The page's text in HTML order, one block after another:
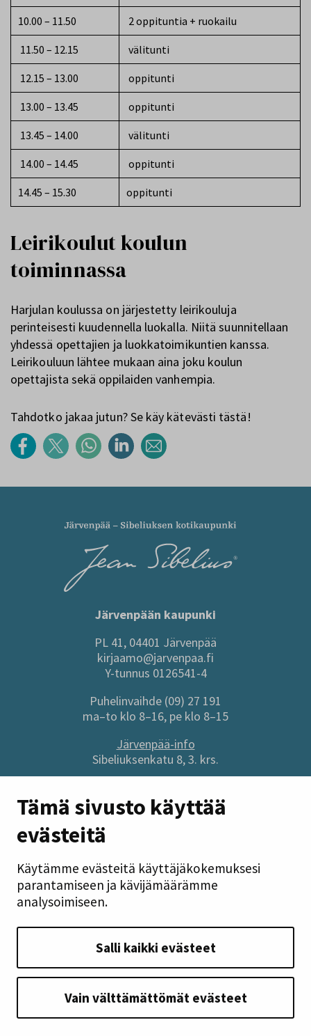
Tämä sivusto käyttää
evästeitä
Käytämme evästeitä käyttäjäkokemuksesi
parantamiseen ja kävijämäärämme
analysoimiseen.
Salli kaikki evästeet
Vain välttämättömät evästeet
10.00 – 11.50 2 oppituntia + ruokailu
11.50 – 12.15 välitunti
12.15 – 13.00 oppitunti
13.00 – 13.45 oppitunti
13.45 – 14.00 välitunti
14.00 – 14.45 oppitunti
14.45 – 15.30 oppitunti
Leirikoulut koulun
toiminnassa
Harjulan koulussa on järjestetty leirikouluja
perinteisesti kuudennella luokalla. Niitä suunnitellaan
yhdessä opettajien ja luokkatoimikuntien kanssa.
Leirikouluun lähtee mukaan aina joku koulun
opettajista sekä oppilaiden vanhempia.
Tahdotko jakaa jutun? Se käy kätevästi tästä!
Järvenpään kaupunki
PL 41, 04401 Järvenpää
kirjaamo@jarvenpaa.fi
Y-tunnus 0126541-4
Puhelinvaihde (09) 27 191
ma–to klo 8–16, pe klo 8–15
Järvenpää-info
Sibeliuksenkatu 8, 3. krs.
Sivuston pikalinkit
Anna palautetta
Tilaa uutiskirje
Tietosuoja
Takaisin ylös
Seuraa meitä